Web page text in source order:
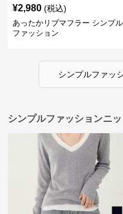
¥2,980 (税込)
あったかリブマフラー シンプル
ファッション
シンプルファッ
シンプルファッションニ